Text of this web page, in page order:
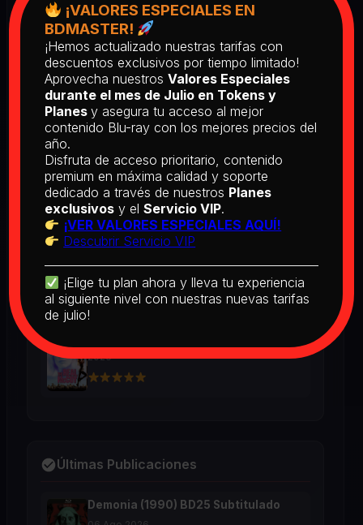
Return of the Living Dead: Part II
(1988) BD25 Latino
2025
Earth [Criterion Collection] (1976)
BD25 Subtitulado
2026
[PEDIDO] Boogie Nights (1997) BD25
2026
2026
Últimas Publicaciones
Demonia (1990) BD25 Subtitulado
¡VALORES ESPECIALES EN
BDMASTER!
¡Hemos actualizado nuestras tarifas con
descuentos exclusivos por tiempo limitado!
Aprovecha nuestros Valores Especiales
durante el mes de Julio en Tokens y
Planes y asegura tu acceso al mejor
contenido Blu-ray con los mejores precios del
año.
Disfruta de acceso prioritario, contenido
premium en máxima calidad y soporte
dedicado a través de nuestros Planes
exclusivos y el Servicio VIP.
¡VER VALORES ESPECIALES AQUÍ!
Descubrir Servicio VIP
¡Elige tu plan ahora y lleva tu experiencia
al siguiente nivel con nuestras nuevas tarifas
de julio!